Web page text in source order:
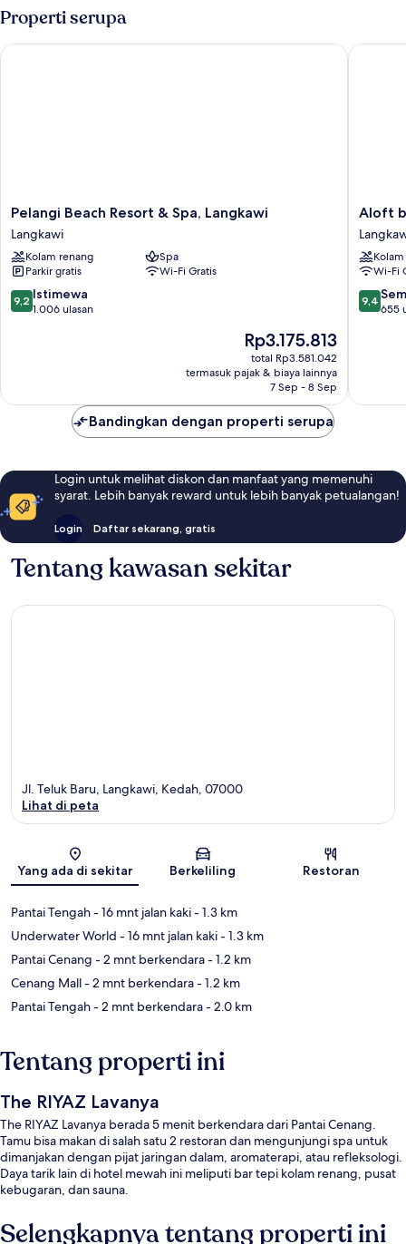
Bedroom
Suite
Properti serupa
Pelangi
Beach
Resort
&
Spa,
Langkawi
Langkawi
Pelangi Beach Resort & Spa, Langkawi
Langkawi
Kolam renang
Spa
Parkir gratis
Wi-Fi Gratis
9.2
dari
9,2 Istimewa
1.006 ulasan
Harga
sekarang
Rp3.175.813
Rp3.175.813
total Rp3.581.042
termasuk pajak & biaya lainnya
7 Sep - 8 Sep
Pelangi Beach Resort & Spa, Langkawi
Aloft
by
Marriott
Pantai
Tengah
Aloft
Wi-Fi
9.4
dari
9,4
655
Aloft by
Bandingkan dengan properti serupa
Login untuk melihat diskon dan manfaat yang memenuhi
syarat. Lebih banyak reward untuk lebih banyak petualangan!
Login Daftar sekarang, gratis
Tentang kawasan sekitar
Peta
Jl. Teluk Baru, Langkawi, Kedah, 07000
Lihat di peta
Yang ada di sekitar Berkeliling Restoran
Pantai Tengah- 16 mnt jalan kaki- 1.3 km
Underwater World - 16 mnt jalan kaki- 1.3 km
Pantai Cenang - 2 mnt berkendara- 1.2 km
Cenang Mall- 2 mnt berkendara- 1.2 km
Pantai Tengah- 2 mnt berkendara- 2.0 km
Tentang properti ini
The RIYAZ Lavanya
The RIYAZ Lavanya berada 5 menit berkendara dari Pantai Cenang.
Tamu bisa makan di salah satu 2 restoran dan mengunjungi spa untuk
dimanjakan dengan pijat jaringan dalam, aromaterapi, atau refleksologi.
Daya tarik lain di hotel mewah ini meliputi bar tepi kolam renang, pusat
kebugaran, dan sauna.
Selengkapnya tentang properti ini